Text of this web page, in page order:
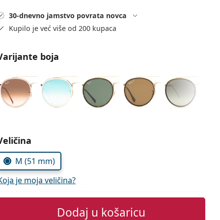
30-dnevno jamstvo povrata novca
Kupilo je već više od 200 kupaca
boja
parametre
M (51 mm)
je moja veličina?
Dodaj u košaricu